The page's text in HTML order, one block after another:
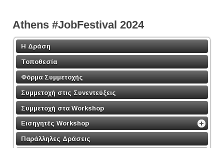
Athens #JobFestival 2024
Η Δράση
Τοποθεσία
Φόρμα Συμμετοχής
Συμμετοχή στις Συνεντεύξεις
Συμμετοχή στα Workshop
Εισηγητές Workshop
Παράλληλες Δράσεις